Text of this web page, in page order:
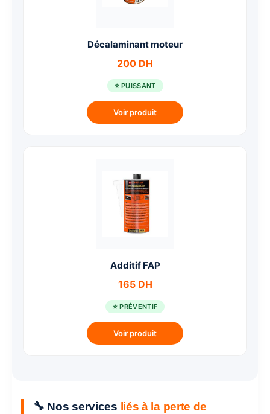
Décalaminant moteur
200 DH
⭐ PUISSANT
Voir produit
Additif FAP
165 DH
⭐ PRÉVENTIF
Voir produit
🔧 Nos services liés à la perte de